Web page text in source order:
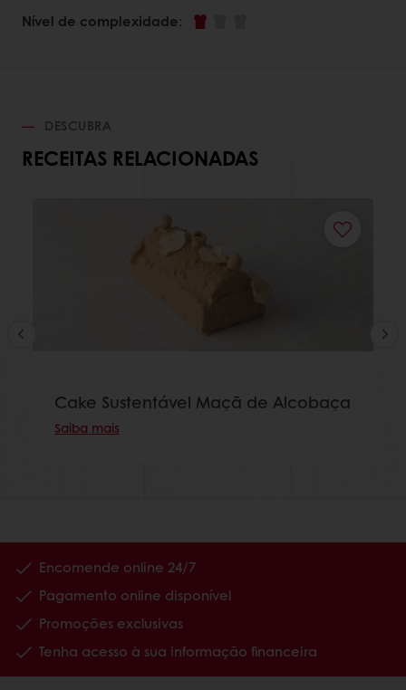
Nível de complexidade:
DESCUBRA
RECEITAS RELACIONADAS
Cake Sustentável Maçã de Alcobaça
Saiba mais
Encomende online 24/7
Pagamento online disponível
Promoções exclusivas
Tenha acesso à sua informação financeira